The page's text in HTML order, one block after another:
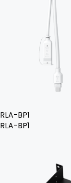
RLA-BP1
RLA-BP1